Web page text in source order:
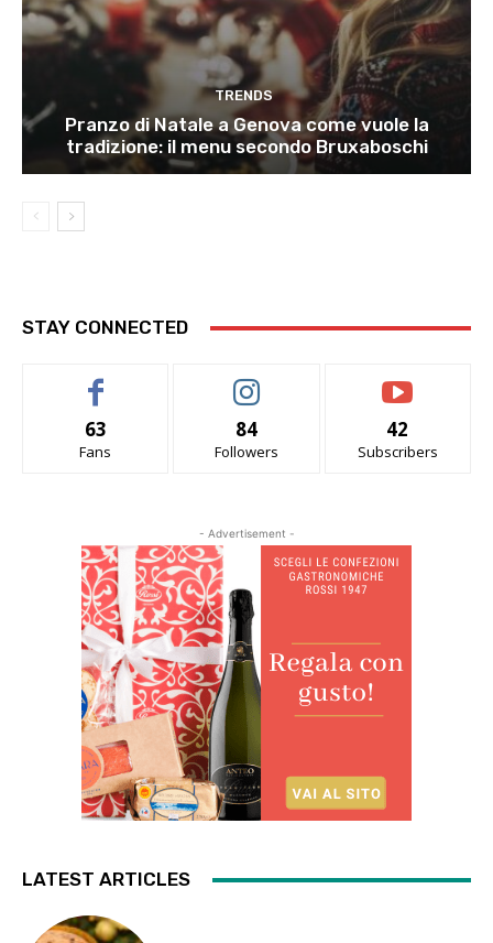
TRENDS
Pranzo di Natale a Genova come vuole la
tradizione: il menu secondo Bruxaboschi
STAY CONNECTED
63
Fans
84
Followers
42
Subscribers
- Advertisement -
LATEST ARTICLES